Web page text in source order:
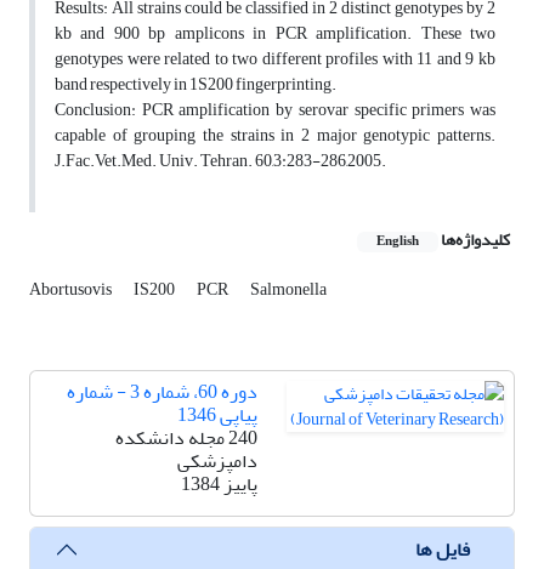
Results: All strains could be classified in 2 distinct genotypes by 2
kb and 900 bp amplicons in PCR amplification. These two
genotypes were related to two different profiles with 11 and 9 kb
band respectively in 1S200 fingerprinting.
Conclusion: PCR amplification by serovar specific primers was
capable of grouping the strains in 2 major genotypic patterns.
J.Fac.Vet.Med. Univ. Tehran. 60,3:283-286,2005.
کلیدواژه‌ها English
Abortusovis IS200 PCR Salmonella
دوره 60، شماره 3 - شماره
پیاپی 1346
240 مجله دانشکده
دامپزشکی
پاییز 1384
فایل ها